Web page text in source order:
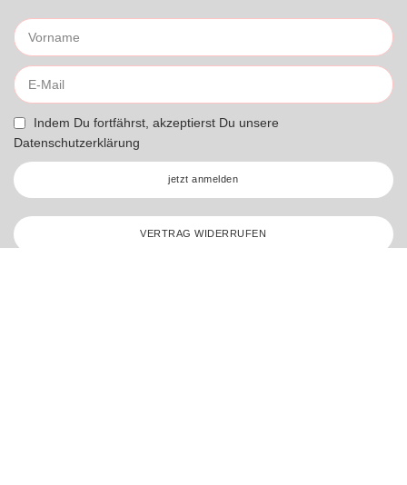
Indem Du fortfährst, akzeptierst Du unsere
Datenschutzerklärung
jetzt anmelden
VERTRAG WIDERRUFEN